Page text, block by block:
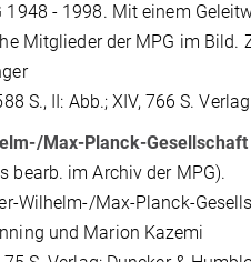
1948 - 1998. Mit einem
Mitglieder der MPG im
S., II: Abb.; XIV, 766 S.
Max-Planck-
bearb. im Archiv der MPG).
Wilhelm-/Max-Planck-
und Marion Kazemi